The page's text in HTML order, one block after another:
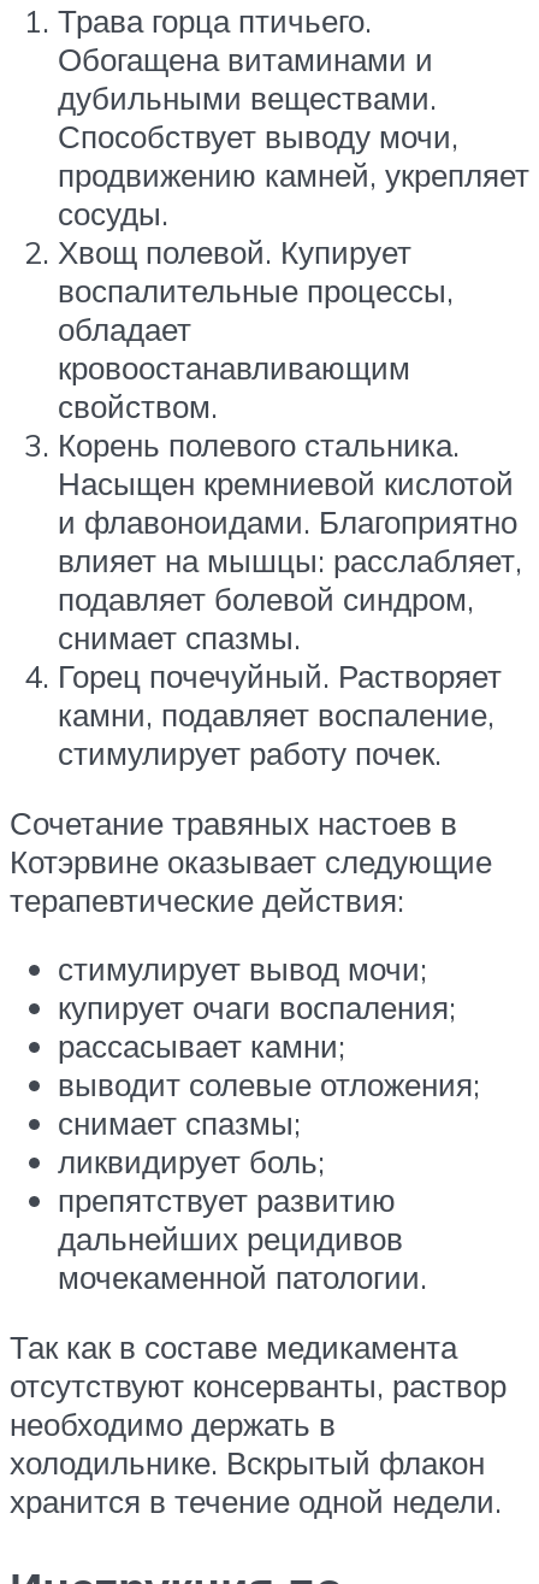
Трава горца птичьего.
Обогащена витаминами и
дубильными веществами.
Способствует выводу мочи,
продвижению камней, укрепляет
сосуды.
Хвощ полевой. Купирует
воспалительные процессы,
обладает
кровоостанавливающим
свойством.
Корень полевого стальника.
Насыщен кремниевой кислотой
и флавоноидами. Благоприятно
влияет на мышцы: расслабляет,
подавляет болевой синдром,
снимает спазмы.
Горец почечуйный. Растворяет
камни, подавляет воспаление,
стимулирует работу почек.
Сочетание травяных настоев в
Котэрвине оказывает следующие
терапевтические действия:
стимулирует вывод мочи;
купирует очаги воспаления;
рассасывает камни;
выводит солевые отложения;
снимает спазмы;
ликвидирует боль;
препятствует развитию
дальнейших рецидивов
мочекаменной патологии.
Так как в составе медикамента
отсутствуют консерванты, раствор
необходимо держать в
холодильнике. Вскрытый флакон
хранится в течение одной недели.